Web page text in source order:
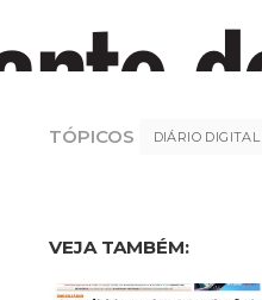
TÓPICOS DIÁRIO DIGITAL
VEJA TAMBÉM: